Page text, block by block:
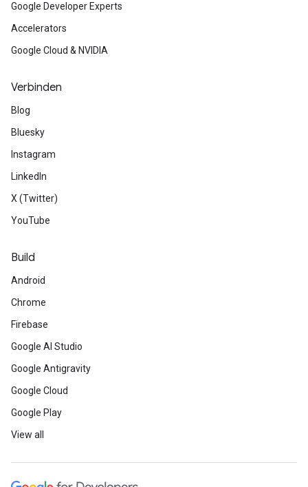
Google Developer Experts
Accelerators
Google Cloud & NVIDIA
Verbinden
Blog
Bluesky
Instagram
LinkedIn
X (Twitter)
YouTube
Build
Android
Chrome
Firebase
Google AI Studio
Google Antigravity
Google Cloud
Google Play
View all